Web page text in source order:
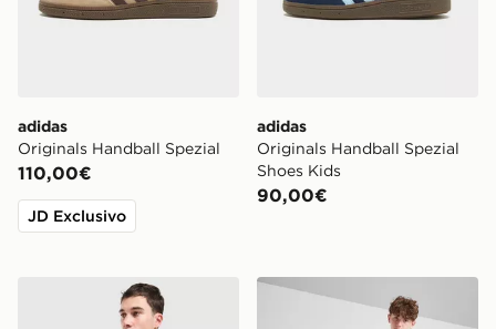
adidas
Originals Handball Spezial
110,00€
JD Exclusivo
adidas
Originals Handball Spezial
Shoes Kids
90,00€
adidas Originals Polo Rugby Stripedadidas Originals Giacca